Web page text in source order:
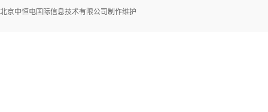
北京中恒电国际信息技术有限公司 制作维护